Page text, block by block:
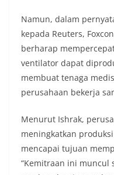
Namun, dalam
kepada Reuters,
berharap
ventilator dapat
membuat tenaga
perusahaan bekerja
Menurut Ishrak,
meningkatkan
mencapai tujuan
“Kemitraan ini muncul